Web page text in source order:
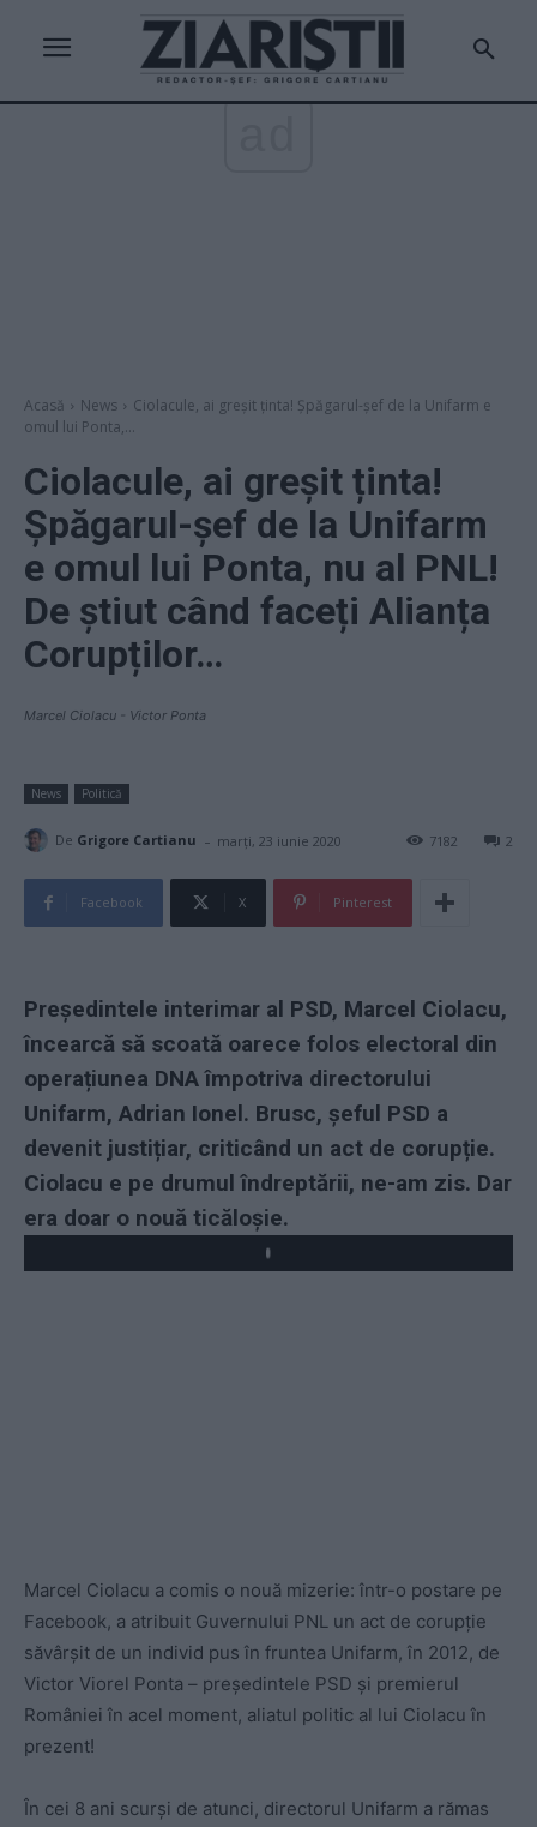
Acasă News
Ciolacule, ai greșit ținta! Șpăgarul-șef de la Unifarm e
omul lui Ponta,...
Ciolacule, ai greșit ținta!
Șpăgarul-șef de la Unifarm
e omul lui Ponta, nu al PNL!
De știut când faceți Alianța
Corupților…
Marcel Ciolacu - Victor Ponta
News Politică
De Grigore Cartianu - marți, 23 iunie 2020 2
7182
Facebook X Pinterest
Președintele interimar al PSD, Marcel Ciolacu,
încearcă să scoată oarece folos electoral din
operațiunea DNA împotriva directorului
Unifarm, Adrian Ionel. Brusc, șeful PSD a
devenit justițiar, criticând un act de corupție.
Ciolacu e pe drumul îndreptării, ne-am zis. Dar
era doar o nouă ticăloșie.
Marcel Ciolacu a comis o nouă mizerie: într-o postare pe
Facebook, a atribuit Guvernului PNL un act de corupție
săvârșit de un individ pus în fruntea Unifarm, în 2012, de
Victor Viorel Ponta – președintele PSD și premierul
României în acel moment, aliatul politic al lui Ciolacu în
prezent!
În cei 8 ani scurși de atunci, directorul Unifarm a rămas